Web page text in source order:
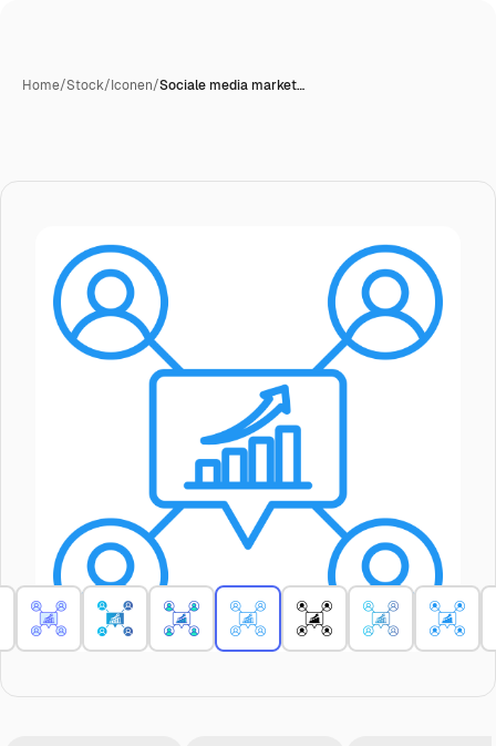
Home/Stock/Iconen/Sociale media market…